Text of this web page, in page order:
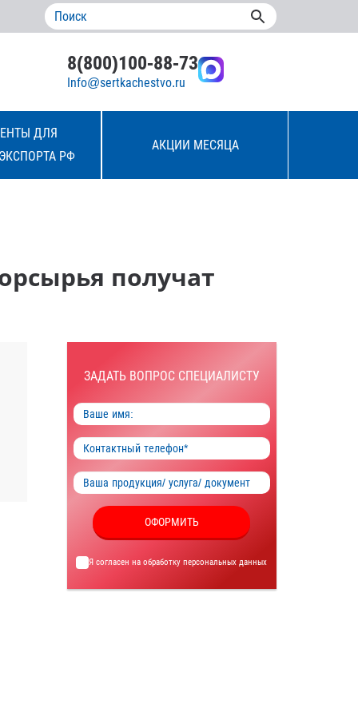
8(800)100-88-73
Info@sertkachestvo.ru
ДЛЯ
РФ
АКЦИИ МЕСЯЦА
получат
ЗАДАТЬ ВОПРОС СПЕЦИАЛИСТУ
ОФОРМИТЬ
Я согласен на обработкуперсональных данных